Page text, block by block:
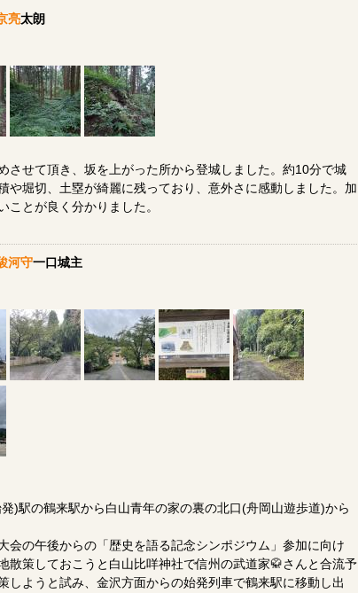
亮太朗
させて頂き、坂を上がった所から登城しました。約10分で城
や堀切、土塁が綺麗に残っており、意外さに感動しました。加
ことが良く分かりました。
河守一口城主
)駅の鶴来駅から白山青年の家の裏の北口(舟岡山遊歩道)から
会の午後からの「歴史を語る記念シンポジウム」参加に向け
散策しておこうと白山比咩神社で信州の武道家🥋さんと合流予
しようと試み、金沢方面からの始発列車で鶴来駅に移動し出